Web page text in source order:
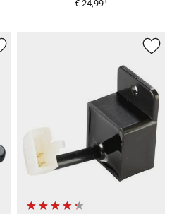
€ 24,99